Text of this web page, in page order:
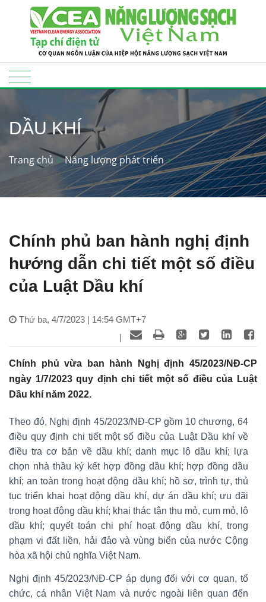
DẦU KHÍ
Trang chủ Năng lượng phát triển
Chính phủ ban hành nghị định
hướng dẫn chi tiết một số điều
của Luật Dầu khí
Thứ ba, 4/7/2023 | 14:54 GMT+7
|
Chính phủ vừa ban hành Nghị định 45/2023/NĐ-CP
ngày 1/7/2023 quy định chi tiết một số điều của Luật
Dầu khí năm 2022.
Theo đó, Nghị định 45/2023/NĐ-CP gồm 10 chương, 64
điều quy định chi tiết một số điều của Luật Dầu khí về
điều tra cơ bản về dầu khí; danh mục lô dầu khí; lựa
chọn nhà thầu ký kết hợp đồng dầu khí; hợp đồng dầu
khí; an toàn trong hoạt động dầu khí; hồ sơ, trình tự, thủ
tục triển khai hoạt động dầu khí, dự án dầu khí; ưu đãi
trong hoạt động dầu khí; khai thác tận thu mỏ, cụm mỏ, lô
dầu khí; quyết toán chi phí hoạt động dầu khí, trong
phạm vi đất liền, hải đảo và vùng biển của nước Cộng
hòa xã hội chủ nghĩa Việt Nam.
Nghị định 45/2023/NĐ-CP áp dụng đối với cơ quan, tổ
chức, cá nhân Việt Nam và nước ngoài liên quan đến